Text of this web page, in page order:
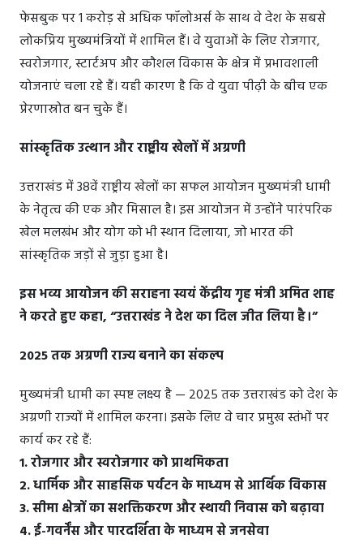
फेसबुक पर 1 करोड़ से अधिक फॉलोअर्स के साथ वे देश के सबसे
लोकप्रिय मुख्यमंत्रियों में शामिल हैं। वे युवाओं के लिए रोजगार,
स्वरोजगार, स्टार्टअप और कौशल विकास के क्षेत्र में प्रभावशाली
योजनाएं चला रहे हैं। यही कारण है कि वे युवा पीढ़ी के बीच एक
प्रेरणास्रोत बन चुके हैं।
सांस्कृतिक उत्थान और राष्ट्रीय खेलों में अग्रणी
उत्तराखंड में 38वें राष्ट्रीय खेलों का सफल आयोजन मुख्यमंत्री धामी
के नेतृत्व की एक और मिसाल है। इस आयोजन में उन्होंने पारंपरिक
खेल मलखंभ और योग को भी स्थान दिलाया, जो भारत की
सांस्कृतिक जड़ों से जुड़ा हुआ है।
इस भव्य आयोजन की सराहना स्वयं केंद्रीय गृह मंत्री अमित शाह
ने करते हुए कहा, “उत्तराखंड ने देश का दिल जीत लिया है।”
2025 तक अग्रणी राज्य बनाने का संकल्प
मुख्यमंत्री धामी का स्पष्ट लक्ष्य है — 2025 तक उत्तराखंड को देश के
अग्रणी राज्यों में शामिल करना। इसके लिए वे चार प्रमुख स्तंभों पर
कार्य कर रहे हैं:
1. रोजगार और स्वरोजगार को प्राथमिकता
2. धार्मिक और साहसिक पर्यटन के माध्यम से आर्थिक विकास
3. सीमा क्षेत्रों का सशक्तिकरण और स्थायी निवास को बढ़ावा
4. ई-गवर्नेंस और पारदर्शिता के माध्यम से जनसेवा